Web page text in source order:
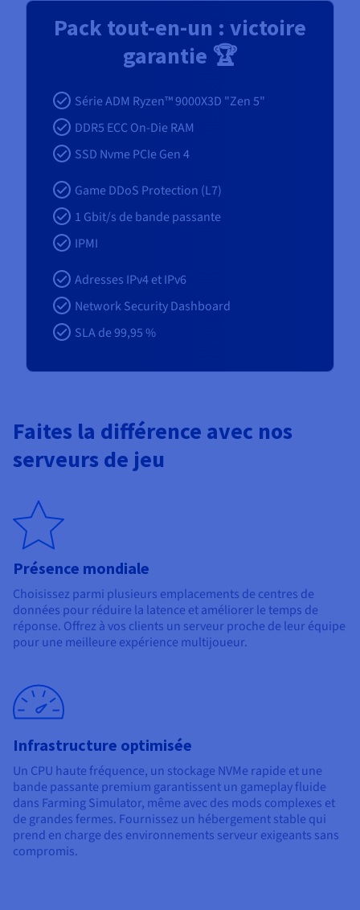
Pack tout-en-un : victoire
garantie 🏆
Série ADM Ryzen™ 9000X3D "Zen 5"
DDR5 ECC On-Die RAM
SSD Nvme PCIe Gen 4
Game DDoS Protection (L7)
1 Gbit/s de bande passante
IPMI
Adresses IPv4 et IPv6
Network Security Dashboard
SLA de 99,95 %
Faites la différence avec nos
serveurs de jeu
Infrastructure optimisée
Un CPU haute fréquence, un stockage NVMe rapide et une
bande passante premium garantissent un gameplay fluide
dans Farming Simulator, même avec des mods complexes et
de grandes fermes. Fournissez un hébergement stable qui
prend en charge des environnements serveur exigeants sans
compromis.
Présence mondiale
Choisissez parmi plusieurs emplacements de centres de
données pour réduire la latence et améliorer le temps de
réponse. Offrez à vos clients un serveur proche de leur équipe
pour une meilleure expérience multijoueur.